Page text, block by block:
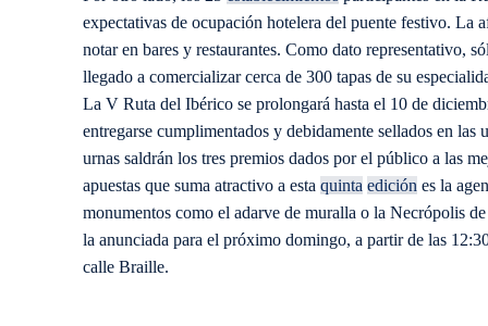
expectativas de ocupación hotelera del puente festivo.
notar en bares y restaurantes. Como dato representativo,
llegado a comercializar cerca de 300 tapas de su
La V Ruta del Ibérico se prolongará hasta el 10 de
entregarse cumplimentados y debidamente sellados en las
urnas saldrán los tres premios dados por el público a las
apuestas que suma atractivo a esta quinta edición es la
monumentos como el adarve de muralla o la Necrópolis
la anunciada para el próximo domingo, a partir de las
calle Braille.